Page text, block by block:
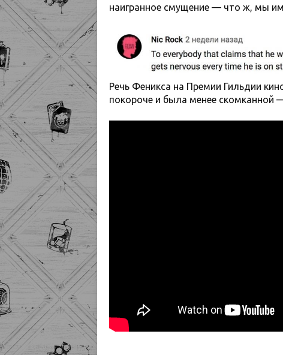
наигранное смущение — что ж, мы
Речь Феникса на Премии Гильдии
покороче и была менее скомканной